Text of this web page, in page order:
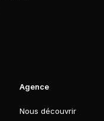
Agence
Nous découvrir